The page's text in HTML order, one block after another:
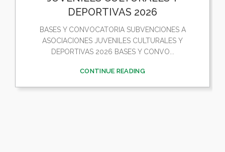
DEPORTIVAS 2026
BASES Y CONVOCATORIA SUBVENCIONES A
ASOCIACIONES JUVENILES CULTURALES Y
DEPORTIVAS 2026 BASES Y CONVO...
CONTINUE READING